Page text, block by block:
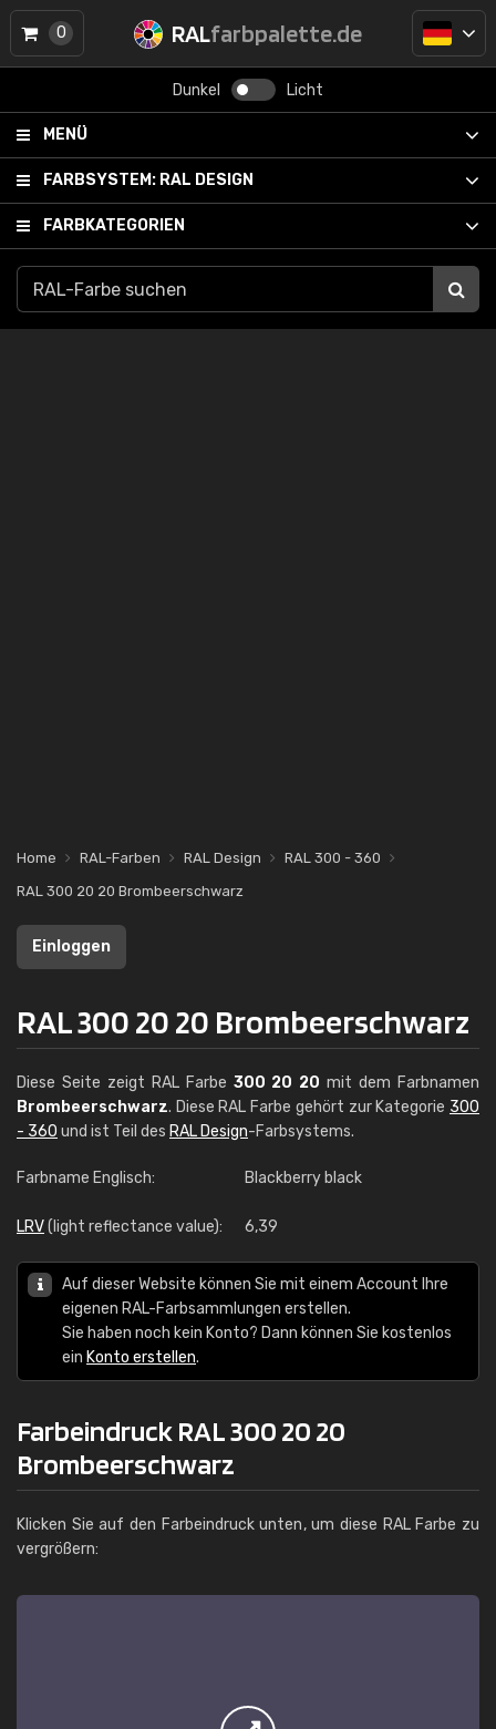
RALfarbpalette.de
Dunkel Licht
MENÜ
FARBSYSTEM: RAL DESIGN
FARBKATEGORIEN
0
Home RAL-Farben RAL Design
RAL 300 - 360
RAL 300 20 20 Brombeerschwarz
Einloggen
RAL 300 20 20 Brombeerschwarz
Diese Seite zeigt RAL Farbe 300 20 20 mit dem Farbnamen
Brombeerschwarz. Diese RAL Farbe gehört zur Kategorie 300
- 360 und ist Teil des RAL Design-Farbsystems.
Farbname Englisch: Blackberry black
LRV(light reflectance value): 6,39
Auf dieser Website können Sie mit einem Account Ihre
eigenen RAL-Farbsammlungen erstellen.
Sie haben noch kein Konto? Dann können Sie kostenlos
ein Konto erstellen.
Farbeindruck RAL 300 20 20
Brombeerschwarz
Klicken Sie auf den Farbeindruck unten, um diese RAL Farbe zu
vergrößern: